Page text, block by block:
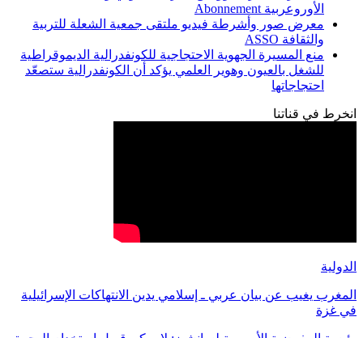
الأوروعربية Abonnement
معرض صور وأشرطة فيديو ملتقى جمعية الشعلة للتربية
والثقافة ASSO
منع المسيرة الجهوية الاحتجاجية للكونفدرالية الديموقراطية
للشغل بالعيون وهوير العلمي يؤكد أن الكونفدرالية ستصعّد
احتجاجاتها
انخرط في قناتنا
الدولية
المغرب يغيب عن بيان عربي ـ إسلامي يدين الانتهاكات الإسرائيلية
في غزة